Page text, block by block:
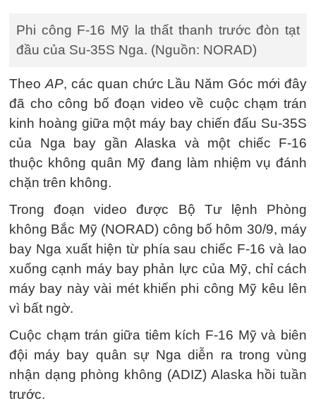
Phi công F-16 Mỹ la thất thanh trước đòn tạt
đầu của Su-35S Nga. (Nguồn: NORAD)
Theo AP, các quan chức Lầu Năm Góc mới đây
đã cho công bố đoạn video về cuộc chạm trán
kinh hoàng giữa một máy bay chiến đấu Su-35S
của Nga bay gần Alaska và một chiếc F-16
thuộc không quân Mỹ đang làm nhiệm vụ đánh
chặn trên không.
Trong đoạn video được Bộ Tư lệnh Phòng
không Bắc Mỹ (NORAD) công bố hôm 30/9, máy
bay Nga xuất hiện từ phía sau chiếc F-16 và lao
xuống cạnh máy bay phản lực của Mỹ, chỉ cách
máy bay này vài mét khiến phi công Mỹ kêu lên
vì bất ngờ.
Cuộc chạm trán giữa tiêm kích F-16 Mỹ và biên
đội máy bay quân sự Nga diễn ra trong vùng
nhận dạng phòng không (ADIZ) Alaska hồi tuần
trước.